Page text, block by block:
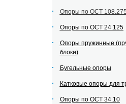
Опоры по ОСТ
Опоры по ОСТ 24.125
Опоры пружинные
блоки)
Бугельные опоры
Катковые опоры для
Опоры по ОСТ 34.10